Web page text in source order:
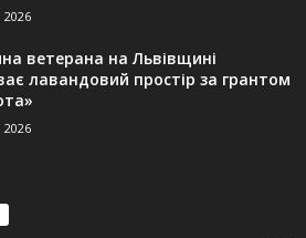
2026
ветерана на Львівщині
лавандовий простір за грантом
2026